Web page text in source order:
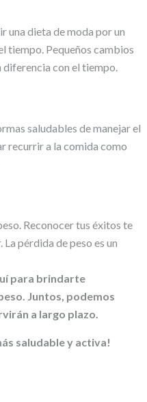
una dieta de moda por un
tiempo. Pequeños cambios
con el tiempo.
saludables de manejar el
recurrir a la comida como
Reconocer tus éxitos te
pérdida de peso es un
para brindarte
Juntos, podemos
a largo plazo.
saludable y activa!